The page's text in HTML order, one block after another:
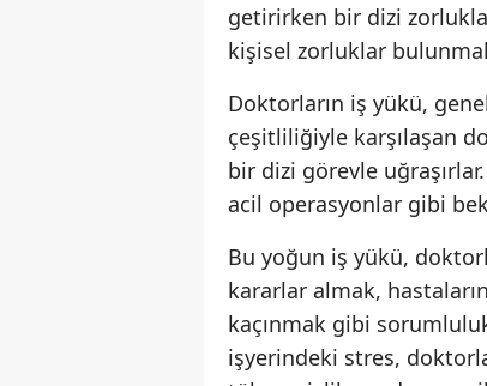
getirirken bir dizi zorlukla
kişisel zorluklar
Doktorların iş yükü,
çeşitliliğiyle karşılaşan
bir dizi görevle
acil operasyonlar gibi
Bu yoğun iş yükü,
kararlar almak,
kaçınmak gibi
işyerindeki stres,